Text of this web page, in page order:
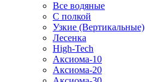
Все водяные
С полкой
Узкие (Вертикальные)
Лесенка
High-Tech
Аксиома-10
Аксиома-20